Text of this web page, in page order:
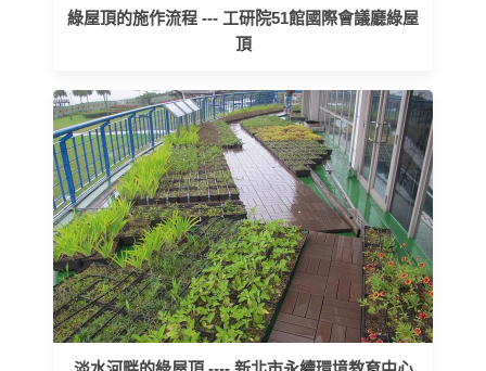
綠屋頂的施作流程 --- 工研院51館國際會議廳綠屋
頂